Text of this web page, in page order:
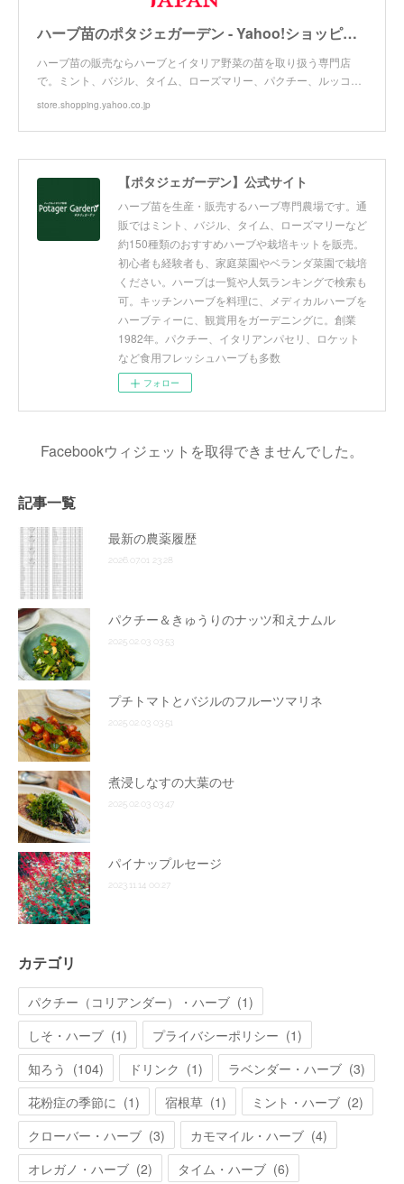
ハーブ苗のポタジェガーデン - Yahoo!ショッピング
ハーブ苗の販売ならハーブとイタリア野菜の苗を取り扱う専門店
で。ミント、バジル、タイム、ローズマリー、パクチー、ルッコ…
store.shopping.yahoo.co.jp
【ポタジェガーデン】公式サイト
ハーブ苗を生産・販売するハーブ専門農場です。通
販ではミント、バジル、タイム、ローズマリーなど
約150種類のおすすめハーブや栽培キットを販売。
初心者も経験者も、家庭菜園やベランダ菜園で栽培
ください。ハーブは一覧や人気ランキングで検索も
可。キッチンハーブを料理に、メディカルハーブを
ハーブティーに、観賞用をガーデニングに。創業
1982年。パクチー、イタリアンパセリ、ロケット
など食用フレッシュハーブも多数
フォロー
Facebookウィジェットを取得できませんでした。
記事一覧
最新の農薬履歴
2026.07.01 23:28
パクチー＆きゅうりのナッツ和えナムル
2025.02.03 03:53
プチトマトとバジルのフルーツマリネ
2025.02.03 03:51
煮浸しなすの大葉のせ
2025.02.03 03:47
パイナップルセージ
2023.11.14 00:27
カテゴリ
パクチー（コリアンダー）・ハーブ (1)
しそ・ハーブ (1) プライバシーポリシー (1)
知ろう (104) ドリンク (1) ラベンダー・ハーブ (3)
花粉症の季節に (1) 宿根草 (1) ミント・ハーブ (2)
クローバー・ハーブ (3) カモマイル・ハーブ (4)
オレガノ・ハーブ (2) タイム・ハーブ (6)